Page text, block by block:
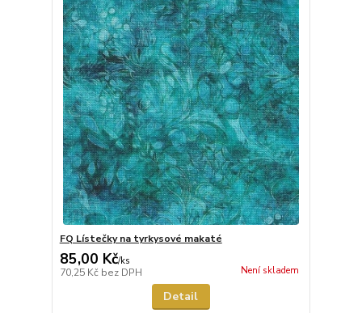
FQ Lístečky na tyrkysové makaté
85,00 Kč/ks
70,25 Kč bez DPH Není skladem
Detail